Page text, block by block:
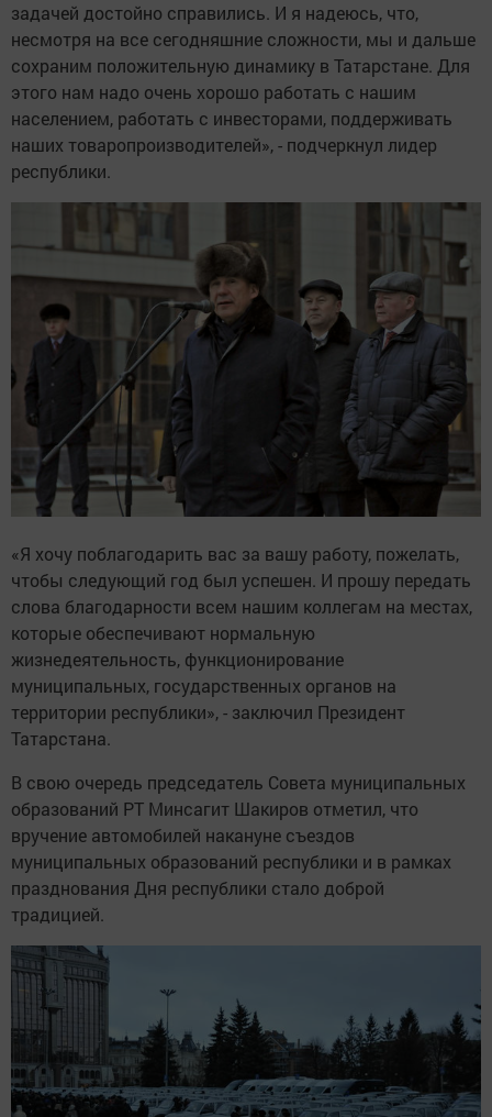
задачей достойно справились. И я надеюсь, что,
несмотря на все сегодняшние сложности, мы и дальше
сохраним положительную динамику в Татарстане. Для
этого нам надо очень хорошо работать с нашим
населением, работать с инвесторами, поддерживать
наших товаропроизводителей», - подчеркнул лидер
республики.
«Я хочу поблагодарить вас за вашу работу, пожелать,
чтобы следующий год был успешен. И прошу передать
слова благодарности всем нашим коллегам на местах,
которые обеспечивают нормальную
жизнедеятельность, функционирование
муниципальных, государственных органов на
территории республики», - заключил Президент
Татарстана.
В свою очередь председатель Совета муниципальных
образований РТ Минсагит Шакиров отметил, что
вручение автомобилей накануне съездов
муниципальных образований республики и в рамках
празднования Дня республики стало доброй
традицией.